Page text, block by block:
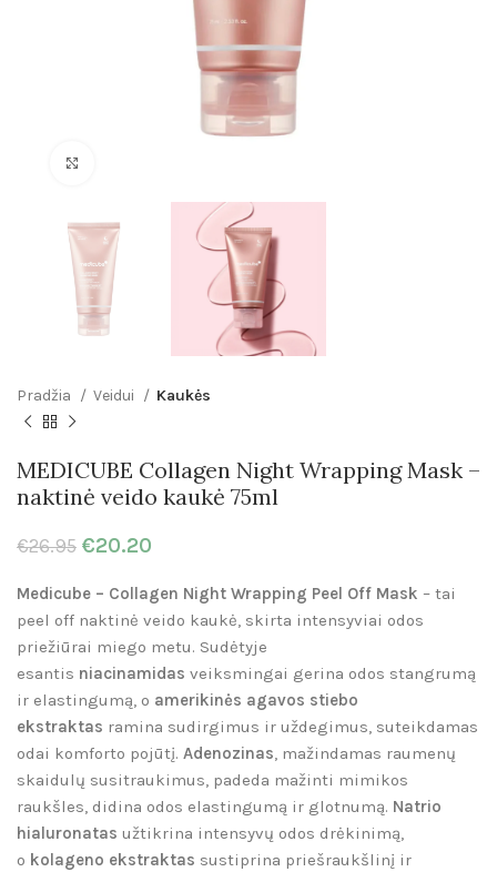
Pradžia Veidui Kaukės
MEDICUBE Collagen Night Wrapping Mask –
naktinė veido kaukė 75ml
€26.95 €20.20
Medicube – Collagen Night Wrapping Peel Off Mask – tai
peel off naktinė veido kaukė, skirta intensyviai odos
priežiūrai miego metu. Sudėtyje
esantis niacinamidas veiksmingai gerina odos stangrumą
ir elastingumą, o amerikinės agavos stiebo
ekstraktas ramina sudirgimus ir uždegimus, suteikdamas
odai komforto pojūtį. Adenozinas, mažindamas raumenų
skaidulų susitraukimus, padeda mažinti mimikos
raukšles, didina odos elastingumą ir glotnumą. Natrio
hialuronatas užtikrina intensyvų odos drėkinimą,
o kolageno ekstraktas sustiprina priešraukšlinį ir